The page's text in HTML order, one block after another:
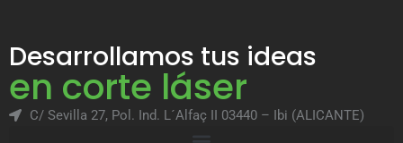
Desarrollamos tus ideas
en corte láser
C/ Sevilla 27, Pol. Ind. L´Alfaç II 03440 – Ibi (ALICANTE)